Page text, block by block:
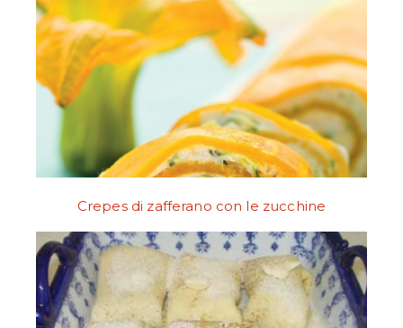
Crepes di zafferano con le zucchine